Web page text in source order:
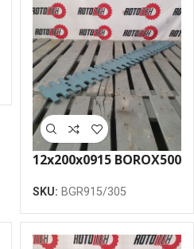
12x200x0915 BOROX500
robotais 305
SKU: BGR915/305